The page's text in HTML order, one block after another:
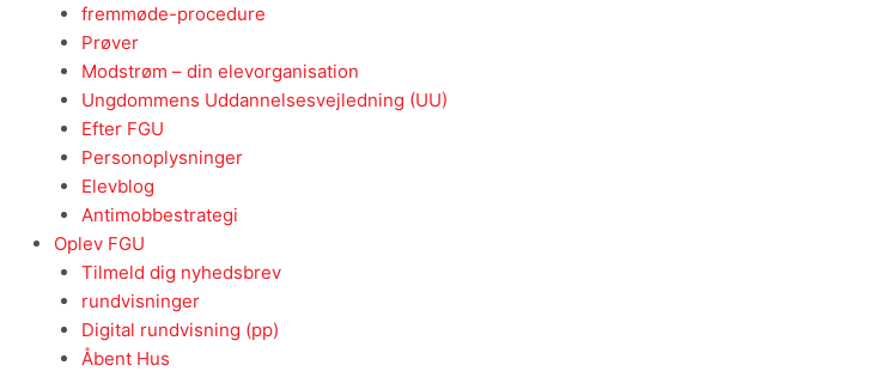
fremmøde-procedure
Prøver
Modstrøm – din elevorganisation
Ungdommens Uddannelsesvejledning (UU)
Efter FGU
Personoplysninger
Elevblog
Antimobbestrategi
Oplev FGU
Tilmeld dig nyhedsbrev
rundvisninger
Digital rundvisning (pp)
Åbent Hus